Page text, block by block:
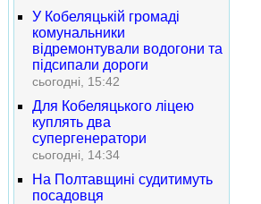
У Кобеляцькій громаді
комунальники
відремонтували водогони та
підсипали дороги
сьогодні, 15:42
Для Кобеляцького ліцею
куплять два
супергенератори
сьогодні, 14:34
На Полтавщині судитимуть
посадовця